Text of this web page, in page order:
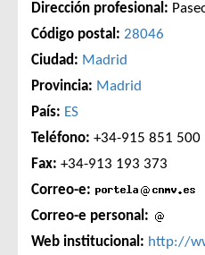
Dirección profesional:
Código postal: 28046
Ciudad: Madrid
Provincia: Madrid
País: ES
Teléfono: +34-915 851 500
Fax: +34-913 193 373
Correo-e:
Correo-e personal:
Web institucional: http://